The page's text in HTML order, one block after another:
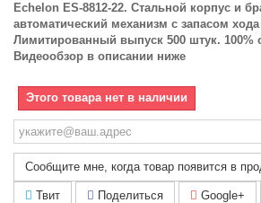
Echelon ES-8812-22. Стальной корпус и
автоматический механизм с запасом
Лимитированный выпуск 500 штук. 100%
Видеообзор в описании ниже
Этого товара нет в наличии
Сообщите мне, когда товар появится в
Твит Поделиться Google+